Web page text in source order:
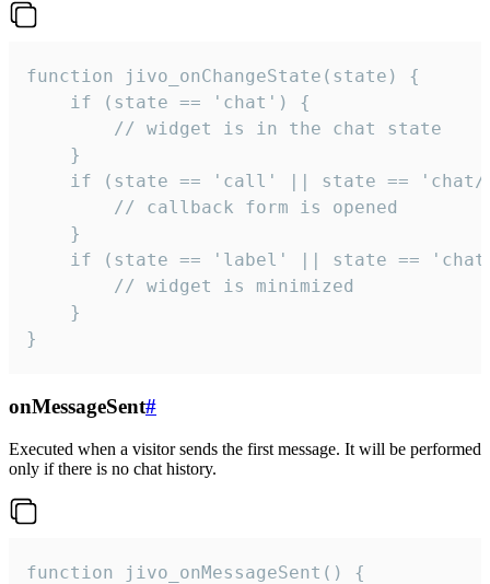
function jivo_onChangeState(state) {
    if (state == 'chat') {
        // widget is in the chat state
    }
if (state == 'call' || state ==
        // callback form is opened
    }
if (state == 'label' || state ==
        // widget is minimized
    }
}
onMessageSent#
Executed when a visitor sends the first message. It will be performed
only if there is no chat history.
function jivo_onMessageSent() {